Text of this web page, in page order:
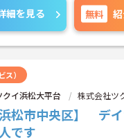
細を見る 無料
ス）
イ浜松大平台 株式会社ツ
浜松市中央区】 デ
です